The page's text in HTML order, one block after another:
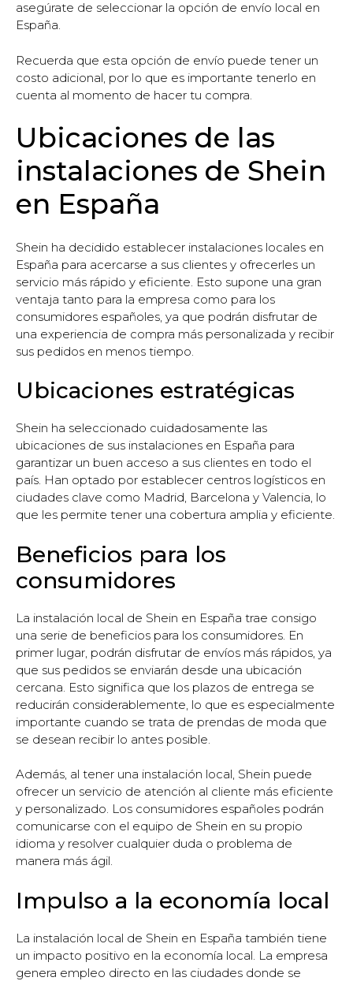
asegúrate de seleccionar la opción de envío local en
España.
Recuerda que esta opción de envío puede tener un
costo adicional, por lo que es importante tenerlo en
cuenta al momento de hacer tu compra.
Ubicaciones de las
instalaciones de Shein
en España
Shein ha decidido establecer instalaciones locales en
España para acercarse a sus clientes y ofrecerles un
servicio más rápido y eficiente. Esto supone una gran
ventaja tanto para la empresa como para los
consumidores españoles, ya que podrán disfrutar de
una experiencia de compra más personalizada y recibir
sus pedidos en menos tiempo.
Ubicaciones estratégicas
Shein ha seleccionado cuidadosamente las
ubicaciones de sus instalaciones en España para
garantizar un buen acceso a sus clientes en todo el
país. Han optado por establecer centros logísticos en
ciudades clave como Madrid, Barcelona y Valencia, lo
que les permite tener una cobertura amplia y eficiente.
Beneficios para los
consumidores
La instalación local de Shein en España trae consigo
una serie de beneficios para los consumidores. En
primer lugar, podrán disfrutar de envíos más rápidos, ya
que sus pedidos se enviarán desde una ubicación
cercana. Esto significa que los plazos de entrega se
reducirán considerablemente, lo que es especialmente
importante cuando se trata de prendas de moda que
se desean recibir lo antes posible.
Además, al tener una instalación local, Shein puede
ofrecer un servicio de atención al cliente más eficiente
y personalizado. Los consumidores españoles podrán
comunicarse con el equipo de Shein en su propio
idioma y resolver cualquier duda o problema de
manera más ágil.
Impulso a la economía local
La instalación local de Shein en España también tiene
un impacto positivo en la economía local. La empresa
genera empleo directo en las ciudades donde se